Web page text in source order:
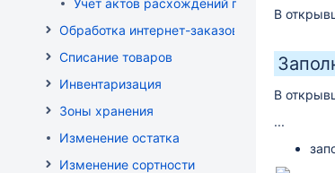
Учет актов расхождений при возврате
Обработка интернет-заказов
Списание товаров
Инвентаризация
Зоны хранения
Изменение остатка
Изменение сортности
В
В
...